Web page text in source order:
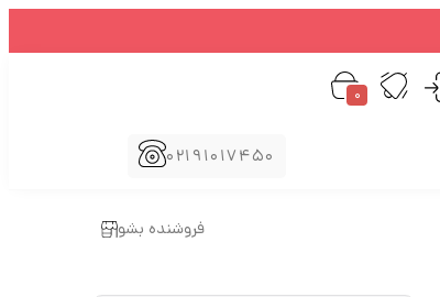
0
02191017450
فروشنده بشو